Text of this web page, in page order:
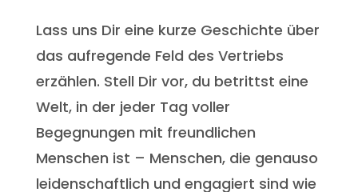
Lass uns Dir eine kurze Geschichte über
das aufregende Feld des Vertriebs
erzählen. Stell Dir vor, du betrittst eine
Welt, in der jeder Tag voller
Begegnungen mit freundlichen
Menschen ist – Menschen, die genauso
leidenschaftlich und engagiert sind wie